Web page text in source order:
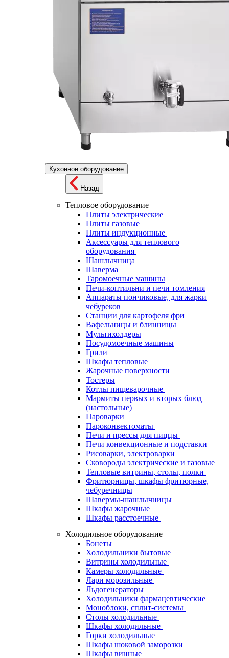
Кухонное оборудование
Назад
Тепловое оборудование
Плиты электрические
Плиты газовые
Плиты индукционные
Аксессуары для теплового
оборудования
Шашлычница
Шаверма
Таромоечные машины
Печи-коптильни и печи томления
Аппараты пончиковые, для жарки
чебуреков
Станции для картофеля фри
Вафельницы и блинницы
Мультихолдеры
Посудомоечные машины
Грили
Шкафы тепловые
Жарочные поверхности
Тостеры
Котлы пищеварочные
Мармиты первых и вторых блюд
(настольные)
Пароварки
Пароконвектоматы
Печи и прессы для пиццы
Печи конвекционные и подставки
Рисоварки, электроварки
Сковороды электрические и газовые
Тепловые витрины, столы, полки
Фритюрницы, шкафы фритюрные,
чебуречницы
Шавермы-шашлычницы
Шкафы жарочные
Шкафы расстоечные
Холодильное оборудование
Бонеты
Холодильники бытовые
Витрины холодильные
Камеры холодильные
Лари морозильные
Льдогенераторы
Холодильники фармацевтические
Моноблоки, сплит-системы
Столы холодильные
Шкафы холодильные
Горки холодильные
Шкафы шоковой заморозки
Шкафы винные